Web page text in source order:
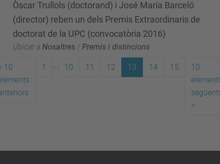
Òscar Trullols (doctorand) i José María Barceló
(director) reben un dels Premis Extraordinaris de
doctorat de la UPC (convocatòria 2016)
Ubicat a Nosaltres /Premis i distincions
10
1 10 11 12 13 14 15
10
>